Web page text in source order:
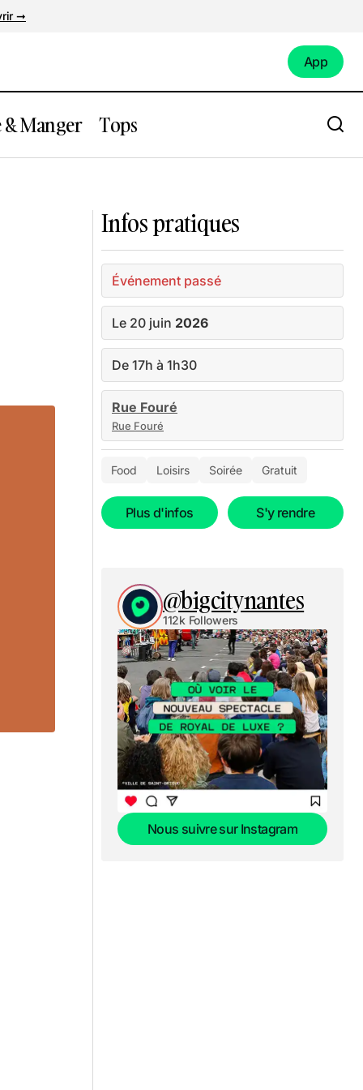
➞
App
Manger Tops
Infos pratiques
Événement passé
Le 20 juin 2026
De 17h à 1h30
Rue Fouré
Rue Fouré
Food Loisirs Soirée Gratuit
Plus d'infos S'y rendre
@bigcitynantes
112k Followers
Nous suivre sur Instagram